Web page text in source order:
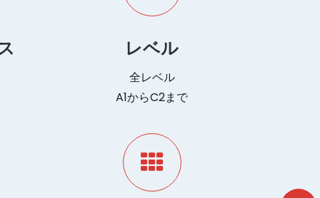
レベル
全レベル
A1からC2まで